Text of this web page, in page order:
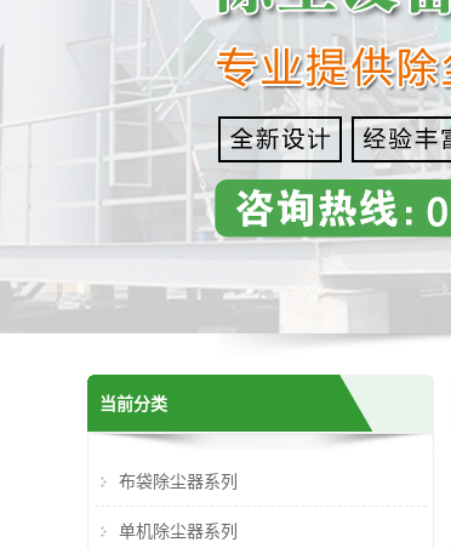
当前分类
布袋除尘器系列
单机除尘器系列